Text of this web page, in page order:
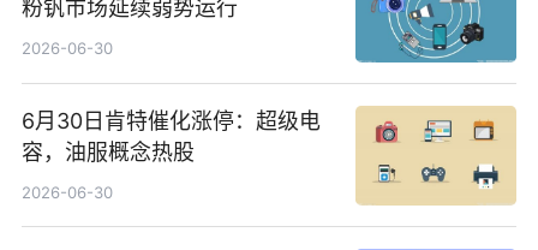
粉钒市场延续弱势运行
2026-06-30
6月30日肯特催化涨停：超级电
容，油服概念热股
2026-06-30